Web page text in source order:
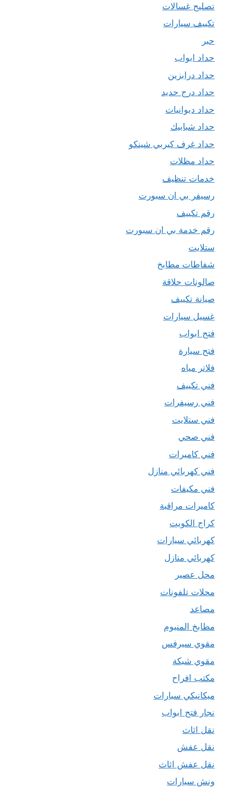
تصليح غسالات
تكييف سيارات
حبر
حداد ابواب
حداد درابزين
حداد درج حديد
حداد ديوانيات
حداد شبابيك
حداد غرف كيربي شينكو
حداد مظلات
خدمات تنظيف
رسيفر بي ان سبورت
رقم تكييف
رقم خدمة بي ان سبورت
ستلايت
شفاطات مطابخ
صالونات حلاقة
صيانة تكييف
غسيل سيارات
فتح ابواب
فتح سيارة
فلاتر مياه
فني تكييف
فني رسيفرات
فني ستلايت
فني صحي
فني كاميرات
فني كهربائي منازل
فني مكيفات
كاميرات مراقبة
كراج الكويت
كهربائي سيارات
كهربائي منازل
محل عصير
محلات تلفونات
مصاعد
مطابخ المنيوم
مقوي سيرفس
مقوي شبكة
مكتب افراح
ميكانيكي سيارات
نجار فتح ابواب
نقل اثاث
نقل عفش
نقل عفش اثاث
ونش سيارات